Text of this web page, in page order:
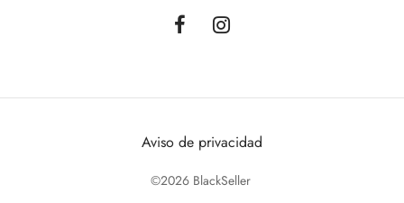
Aviso de privacidad
©2026 BlackSeller